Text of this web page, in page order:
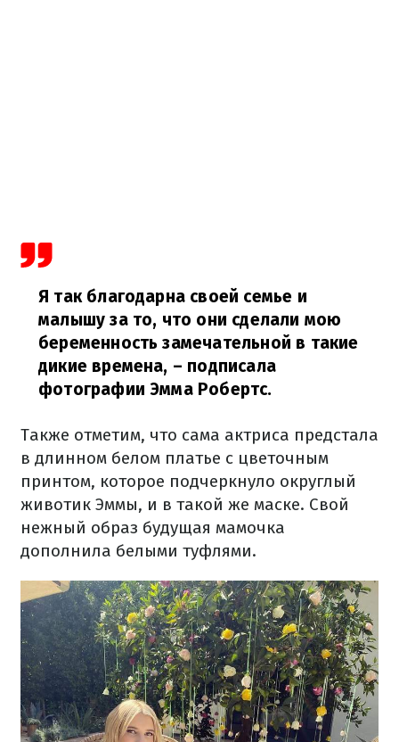
Я так благодарна своей семье и
малышу за то, что они сделали мою
беременность замечательной в такие
дикие времена, – подписала
фотографии Эмма Робертс.
Также отметим, что сама актриса предстала
в длинном белом платье с цветочным
принтом, которое подчеркнуло округлый
животик Эммы, и в такой же маске. Свой
нежный образ будущая мамочка
дополнила белыми туфлями.